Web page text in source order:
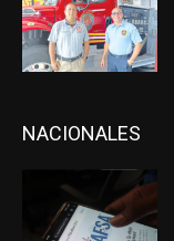
NACIONALES